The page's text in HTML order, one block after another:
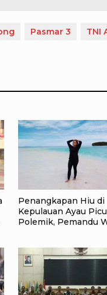
Pasmar 3 TNI
Penangkapan Hiu di
Kepulauan Ayau Picu
Polemik, Pemandu